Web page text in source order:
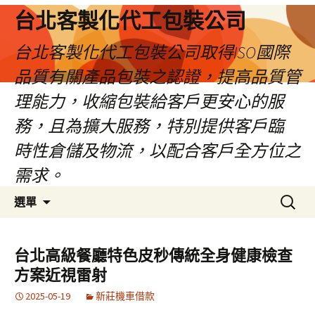
台北客製化代工包裝公司
台北客製化代工包裝公司取得ISO國際
品質有關產品包裝之認證，提高品質管
理能力，收縮包裝給客戶更安心的服
務，且為擴大服務，特別提供客戶臨
時性倉儲及物流，以配合客戶全方位之
需求。
選單
容
區
搜
尋
鍵
字:
台北高級餐廳特色皮秒傳統全身健康檢查
方案近視雷射
2025-05-19 新莊機車借款